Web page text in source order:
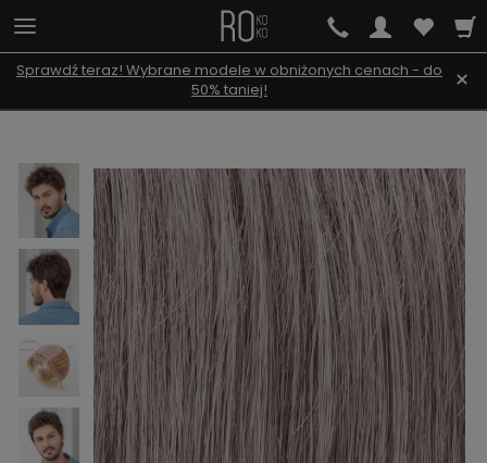
Sprawdź teraz! Wybrane modele w obniżonych cenach - do
50% taniej!
×